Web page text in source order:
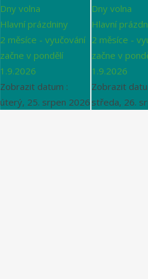
Dny volna
Hlavní prázdniny
2 měsíce - vyučování
začne v pondělí
1.9.2026
Zobrazit datum :
úterý, 25. srpen 2026
Dny volna
Hlavní
2 měsíce -
začne v
1.9.2026
Zobrazit
středa, 26.